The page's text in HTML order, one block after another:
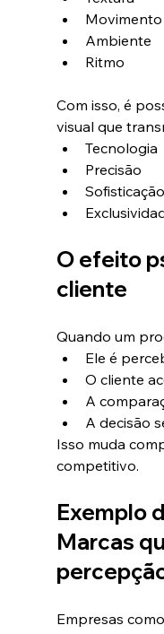
Movimento
Ambiente
Ritmo
Com isso, é
visual que
Tecnologia
Precisão
Sofisticação
O efeito
cliente
Quando um
Ele é
O cliente
A
A decisão
Isso muda
competitivo.
Exemplo
Marcas
Empresas